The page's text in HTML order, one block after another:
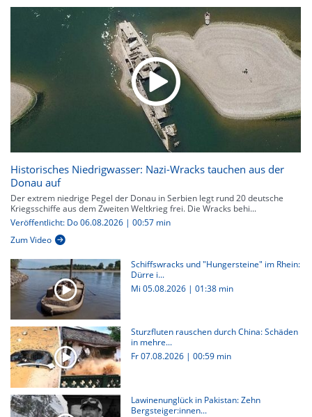
Historisches Niedrigwasser: Nazi-Wracks tauchen aus der
Donau auf
Der extrem niedrige Pegel der Donau in Serbien legt rund 20 deutsche
Kriegsschiffe aus dem Zweiten Weltkrieg frei. Die Wracks behi...
Veröffentlicht: Do 06.08.2026 | 00:57 min
Zum Video
Schiffswracks und "Hungersteine" im Rhein:
Dürre i...
Mi 05.08.2026 | 01:38 min
Sturzfluten rauschen durch China: Schäden
in mehre...
Fr 07.08.2026 | 00:59 min
Lawinenunglück in Pakistan: Zehn
Bergsteiger:innen...